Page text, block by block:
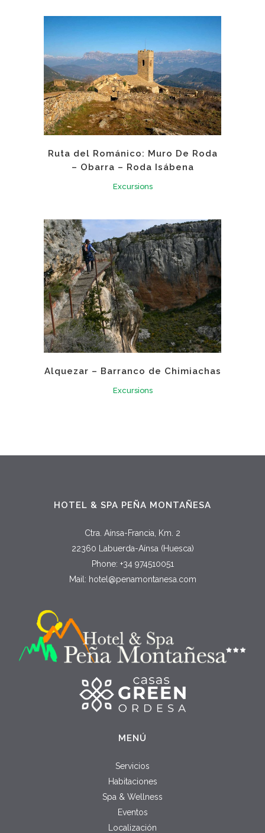
Ruta del Románico: Muro De Roda
– Obarra – Roda Isábena
Excursions
Alquezar – Barranco de Chimiachas
Excursions
HOTEL & SPA PEÑA MONTAÑESA
Ctra. Aínsa-Francia, Km. 2
22360 Labuerda-Aínsa (Huesca)
Phone: +34 974510051
Mail: hotel@penamontanesa.com
MENÚ
Servicios
Habitaciones
Spa & Wellness
Eventos
Localización